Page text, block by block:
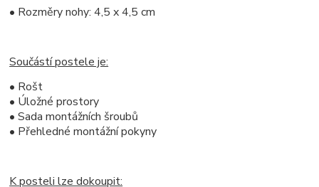
• Rozměry nohy: 4,5 x 4,5 cm
Součástí postele je:
• Rošt
• Úložné prostory
• Sada montážních šroubů
• Přehledné montážní pokyny
K posteli lze dokoupit: